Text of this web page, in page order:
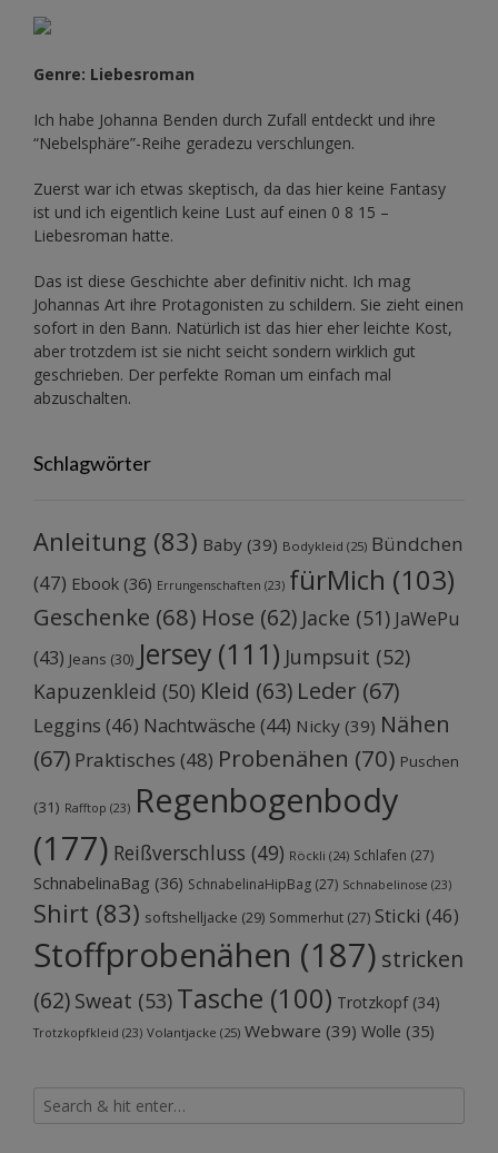
Genre: Liebesroman
Ich habe Johanna Benden durch Zufall entdeckt und ihre
“Nebelsphäre”-Reihe geradezu verschlungen.
Zuerst war ich etwas skeptisch, da das hier keine Fantasy
ist und ich eigentlich keine Lust auf einen 0 8 15 –
Liebesroman hatte.
Das ist diese Geschichte aber definitiv nicht. Ich mag
Johannas Art ihre Protagonisten zu schildern. Sie zieht einen
sofort in den Bann. Natürlich ist das hier eher leichte Kost,
aber trotzdem ist sie nicht seicht sondern wirklich gut
geschrieben. Der perfekte Roman um einfach mal
abzuschalten.
Schlagwörter
Anleitung (83) Baby (39) Bodykleid (25) Bündchen
(47) Ebook (36) Errungenschaften (23) fürMich (103)
Geschenke (68) Hose (62) Jacke (51) JaWePu
(43) Jeans (30) Jersey (111) Jumpsuit (52)
Kapuzenkleid (50) Kleid (63) Leder (67)
Leggins (46) Nachtwäsche (44) Nicky (39) Nähen
(67) Praktisches (48) Probenähen (70) Puschen
(31) Rafftop (23) Regenbogenbody
(177) Reißverschluss (49) Röckli (24) Schlafen (27)
SchnabelinaBag (36) SchnabelinaHipBag (27) Schnabelinose (23)
Shirt (83) softshelljacke (29) Sommerhut (27) Sticki (46)
Stoffprobenähen (187) stricken
(62) Sweat (53) Tasche (100) Trotzkopf(34)
Trotzkopfkleid (23) Volantjacke (25) Webware (39) Wolle (35)